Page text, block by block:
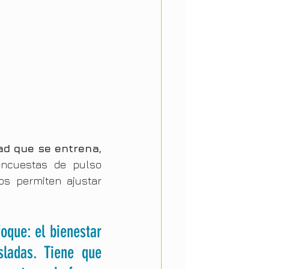
que se entrena,
de pulso
permiten ajustar
el bienestar
Tiene que